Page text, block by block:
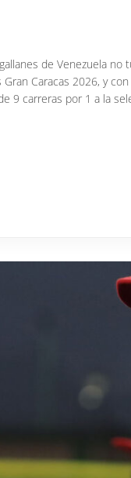
de Venezuela
Caracas 2026, y
9 carreras por 1 a la